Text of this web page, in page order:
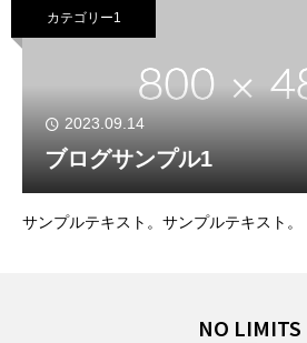
カテゴリー1
2023.09.14
ブログサンプル1
サンプルテキスト。サンプルテキスト。
NO LIMITS